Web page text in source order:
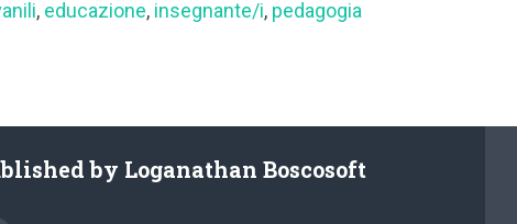
, educazione, insegnante/i, pedagogia
by Loganathan Boscosoft